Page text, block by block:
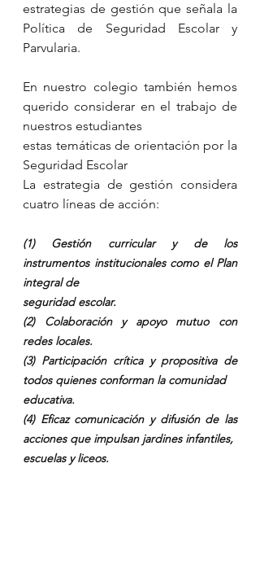
estrategias de gestión que señala la
Política de Seguridad Escolar y
Parvularia.
En nuestro colegio también hemos
querido considerar en el trabajo de
nuestros estudiantes
estas temáticas de orientación por la
Seguridad Escolar
La estrategia de gestión considera
cuatro líneas de acción:
(1) Gestión curricular y de los
instrumentos institucionales como el Plan
integral de
seguridad escolar.
(2) Colaboración y apoyo mutuo con
redes locales.
(3) Participación crítica y propositiva de
todos quienes conforman la comunidad
educativa.
(4) Eficaz comunicación y difusión de las
acciones que impulsan jardines infantiles,
escuelas y liceos.